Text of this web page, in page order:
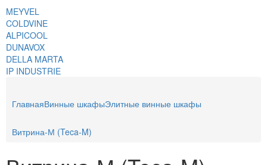
MEYVEL
COLDVINE
ALPICOOL
DUNAVOX
DELLA MARTA
IP INDUSTRIE
ГлавнаяВинные шкафыЭлитные винные шкафы
Витрина-М (Teca-M)